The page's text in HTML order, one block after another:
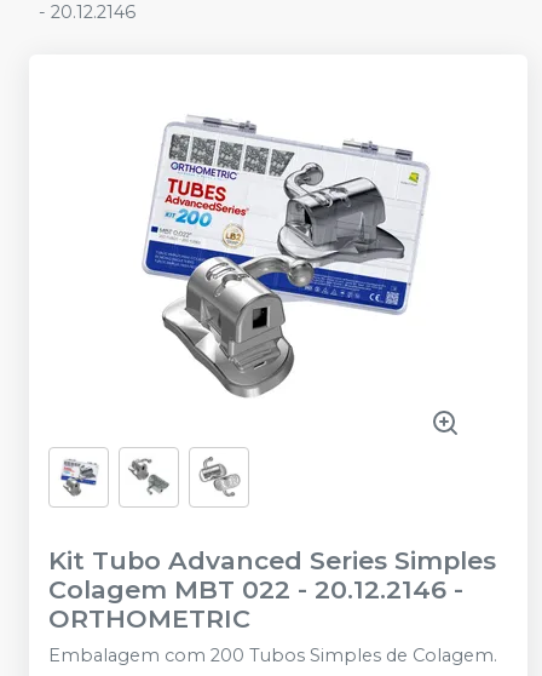
- 20.12.2146
Kit Tubo Advanced Series Simples
Colagem MBT 022 - 20.12.2146 -
ORTHOMETRIC
Embalagem com 200 Tubos Simples de Colagem.